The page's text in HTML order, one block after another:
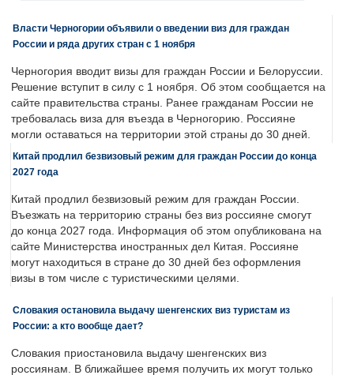
Власти Черногории объявили о введении виз для граждан
России и ряда других стран с 1 ноября
Черногория вводит визы для граждан России и Белоруссии.
Решение вступит в силу с 1 ноября. Об этом сообщается на
сайте правительства страны. Ранее гражданам России не
требовалась виза для въезда в Черногорию. Россияне
могли оставаться на территории этой страны до 30 дней.
Китай продлил безвизовый режим для граждан России до конца
2027 года
Китай продлил безвизовый режим для граждан России.
Въезжать на территорию страны без виз россияне смогут
до конца 2027 года. Информация об этом опубликована на
сайте Министерства иностранных дел Китая. Россияне
могут находиться в стране до 30 дней без оформления
визы в том числе с туристическими целями.
Словакия остановила выдачу шенгенских виз туристам из
России: а кто вообще дает?
Словакия приостановила выдачу шенгенских виз
россиянам. В ближайшее время получить их могут только